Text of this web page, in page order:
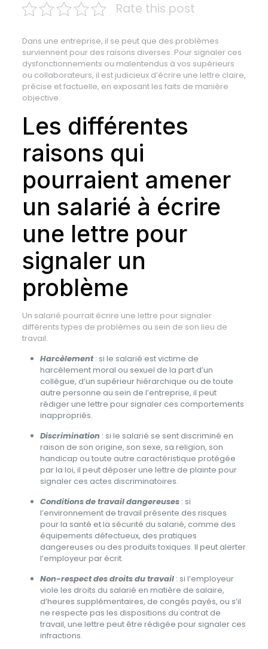
Rate this post
Dans une entreprise, il se peut que des problèmes
surviennent pour des raisons diverses. Pour signaler ces
dysfonctionnements ou malentendus à vos supérieurs
ou collaborateurs, il est judicieux d’écrire une lettre claire,
précise et factuelle, en exposant les faits de manière
objective.
Les différentes
raisons qui
pourraient amener
un salarié à écrire
une lettre pour
signaler un
problème
Un salarié pourrait écrire une lettre pour signaler
différents types de problèmes au sein de son lieu de
travail.
Harcèlement: si le salarié est victime de
harcèlement moral ou sexuel de la part d’un
collègue, d’un supérieur hiérarchique ou de toute
autre personne au sein de l’entreprise, il peut
rédiger une lettre pour signaler ces comportements
inappropriés.
Discrimination : si le salarié se sent discriminé en
raison de son origine, son sexe, sa religion, son
handicap ou toute autre caractéristique protégée
par la loi, il peut déposer une lettre de plainte pour
signaler ces actes discriminatoires.
Conditions de travail dangereuses: si
l’environnement de travail présente des risques
pour la santé et la sécurité du salarié, comme des
équipements défectueux, des pratiques
dangereuses ou des produits toxiques. Il peut alerter
l’employeur par écrit.
Non-respect des droits du travail: si l’employeur
viole les droits du salarié en matière de salaire,
d’heures supplémentaires, de congés payés, ou s’il
ne respecte pas les dispositions du contrat de
travail, une lettre peut être rédigée pour signaler ces
infractions.